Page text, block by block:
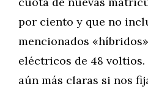
por ciento y que no
mencionados
eléctricos de 48
aún más claras si nos